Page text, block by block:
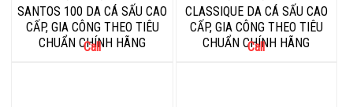
SANTOS 100 DA CÁ SẤU CAO
CẤP, GIA CÔNG THEO TIÊU
CHUẨN CHÍNH HÃNG
Call
CLASSIQUE DA CÁ SẤU CAO
CẤP, GIA CÔNG THEO TIÊU
CHUẨN CHÍNH HÃNG
Call